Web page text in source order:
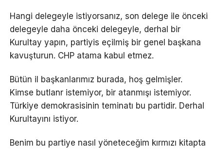
Hangi delegeyle istiyorsanız, son delege ile önceki
delegeyle daha önceki delegeyle, derhal bir
Kurultay yapın, partiyis eçilmiş bir genel başkana
kavuşturun. CHP atama kabul etmez.
Bütün il başkanlarımız burada, hoş gelmişler.
Kimse butlanr istemiyor, bir atanmışı istemiyor.
Türkiye demokrasisinin teminatı bu partidir. Derhal
Kurultayını istiyor.
Benim bu partiye nasıl yöneteceğim kırmızı kitapta